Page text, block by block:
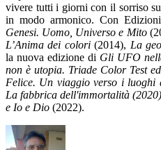
vivere tutti i giorni con il sorriso
in modo armonico. Con
Genesi. Uomo, Universo e Mito
L’Anima dei colori(2014), La
la nuova edizione di Gli UFO
non è utopia. Triade Color Test
Felice. Un viaggio verso i luoghi
La fabbrica dell'immortalità (2020),
e Io e Dio (2022).